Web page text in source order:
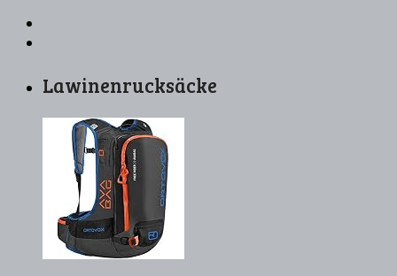
Lawinenrucksäcke